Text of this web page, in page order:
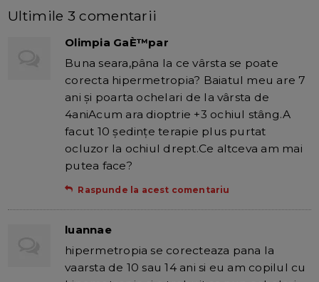
Ultimile 3 comentarii
Olimpia GaÈ™par
Buna seara,pâna la ce vârsta se poate
corecta hipermetropia? Baiatul meu are 7
ani şi poarta ochelari de la vârsta de
4aniAcum ara dioptrie +3 ochiul stâng.A
facut 10 şedinţe terapie plus purtat
ocluzor la ochiul drept.Ce altceva am mai
putea face?
Raspunde la acest comentariu
luannae
hipermetropia se corecteaza pana la
vaarsta de 10 sau 14 ani si eu am copilul cu